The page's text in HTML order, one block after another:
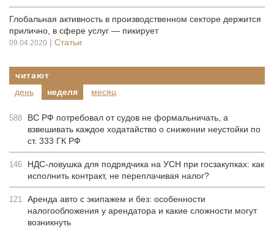
Глобальная активность в производственном секторе держится
прилично, в сфере услуг — пикирует
09.04.2020 | Статьи
читают
день
неделя месяц
588
ВС РФ потребовал от судов не формальничать, а
взвешивать каждое ходатайство о снижении неустойки по
ст. 333 ГК РФ
146
НДС-ловушка для подрядчика на УСН при госзакупках: как
исполнить контракт, не переплачивая налог?
121 Аренда авто с экипажем и без: особенности
налогообложения у арендатора и какие сложности могут
возникнуть